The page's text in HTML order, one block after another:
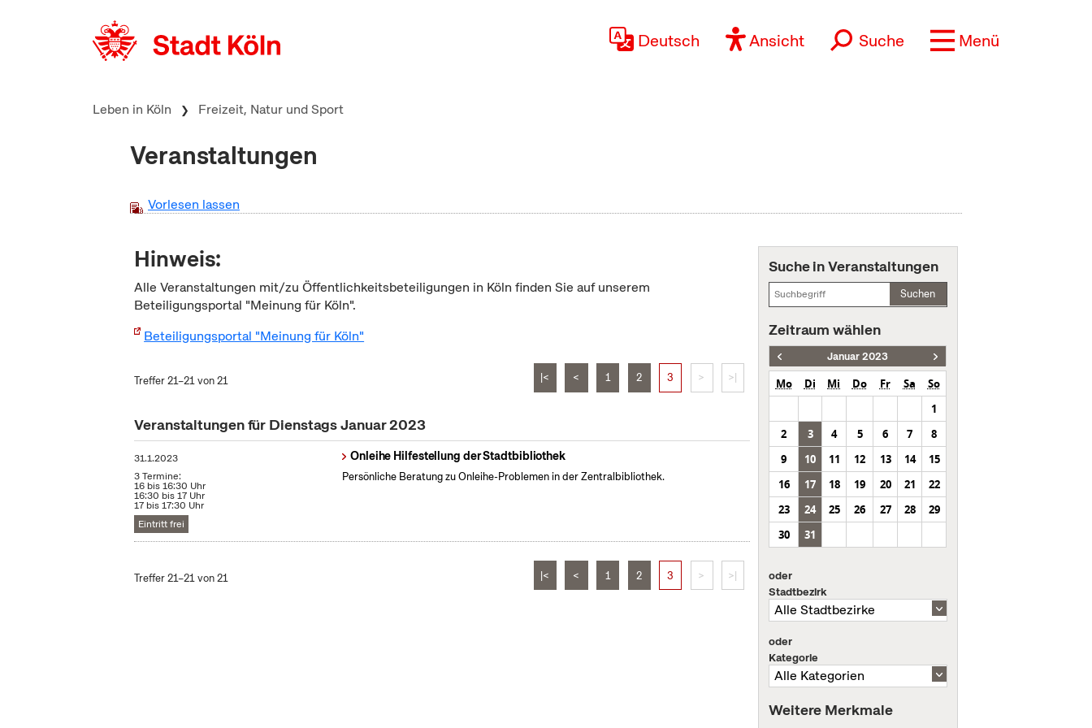
Deutsch Ansicht Suche Menü
Leben in Köln Freizeit, Natur und Sport
Veranstaltungen
Vorlesen lassen
Hinweis:
Alle Veranstaltungen mit/zu Öffentlichkeitsbeteiligungen in Köln finden Sie auf unserem
Beteiligungsportal "Meinung für Köln".
Beteiligungsportal "Meinung für Köln"
Treffer 21–21 von 21 |< < 1 2 3 > >|
Veranstaltungen für Dienstags Januar 2023
31.1.2023
3 Termine:
16 bis 16:30 Uhr
16:30 bis 17 Uhr
17 bis 17:30 Uhr
Eintritt frei
Onleihe Hilfestellung der Stadtbibliothek
Persönliche Beratung zu Onleihe-Problemen in der Zentralbibliothek.
Treffer 21–21 von 21 |< < 1 2 3 > >|
Suche in Veranstaltungen
Suchen
Zeitraum wählen
Januar 2023
Mo Di Mi Do Fr Sa
So
1
2
3 4 5 6 7
8
9
10 11 12 13 14
15
16
17 18 19 20 21
22
23
24 25 26 27 28
29
30
31
oder
Stadtbezirk
oder
Kategorie
Weitere Merkmale